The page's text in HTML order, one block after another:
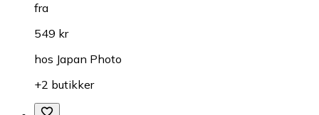
fra
549 kr
hos Japan Photo
+2 butikker